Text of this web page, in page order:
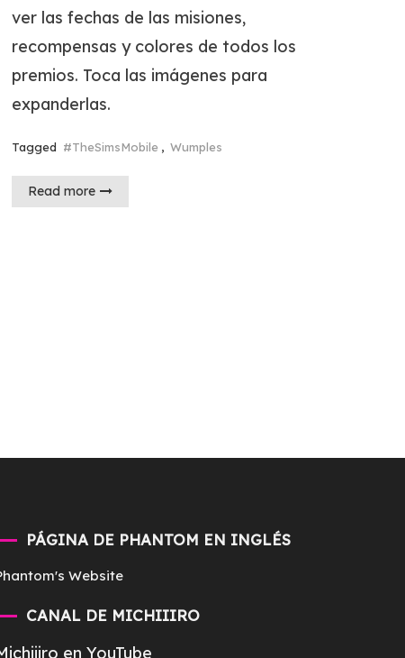
ver las fechas de las misiones,
recompensas y colores de todos los
premios. Toca las imágenes para
expanderlas.
Tagged #TheSimsMobile , Wumples
Read more
PÁGINA DE PHANTOM EN INGLÉS
Website
CANAL DE MICHIIIRO
en YouTube